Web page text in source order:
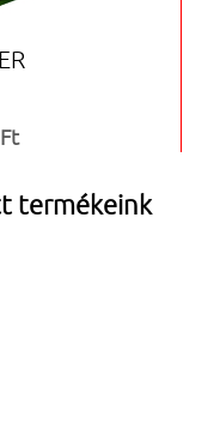
termékeink